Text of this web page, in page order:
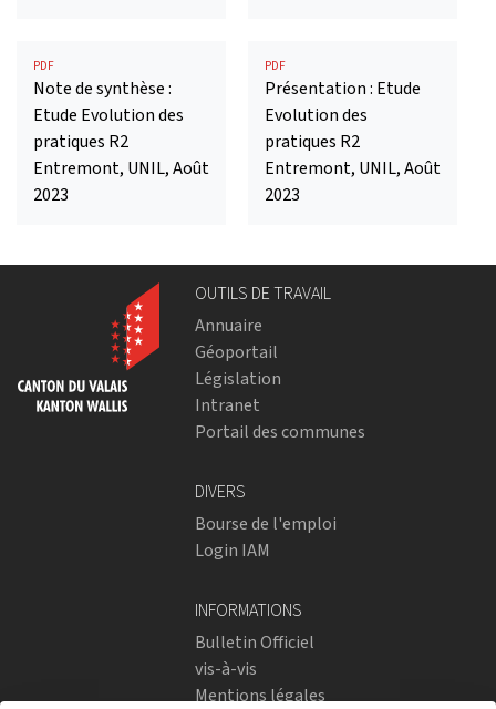
PDF
Note de synthèse :
Etude Evolution des
pratiques R2
Entremont, UNIL, Août
2023
PDF
Présentation : Etude
Evolution des
pratiques R2
Entremont, UNIL, Août
2023
OUTILS DE TRAVAIL
Annuaire
Géoportail
Législation
Intranet
Portail des communes
DIVERS
Bourse de l'emploi
Login IAM
INFORMATIONS
Bulletin Officiel
vis-à-vis
Mentions légales